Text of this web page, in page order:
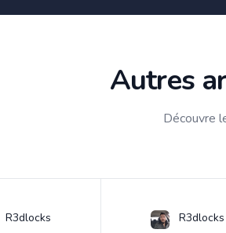
Autres
Découvre
R3dlocks R3dlocks